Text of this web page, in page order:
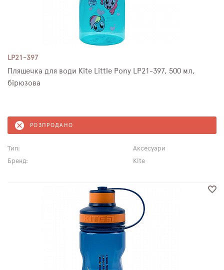
LP21-397
Пляшечка для води Kite Little Pony LP21-397, 500 мл,
бірюзова
РОЗПРОДАНО
Тип:
Аксесуари
Бренд:
Kite